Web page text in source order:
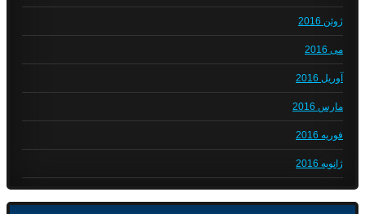
ژوئن 2016
می 2016
آوریل 2016
مارس 2016
فوریه 2016
ژانویه 2016